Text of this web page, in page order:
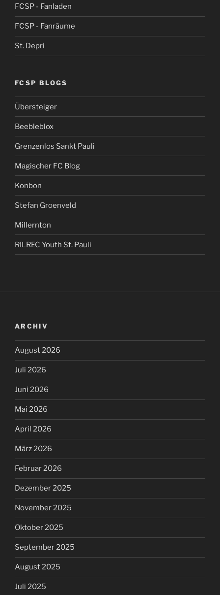
FCSP - Fanladen
FCSP - Fanräume
St. Depri
FCSP BLOGS
Übersteiger
Beebleblox
Grenzenlos Sankt Pauli
Magischer FC Blog
Konbon
Stefan Groenveld
Millernton
RILREC Youth St. Pauli
ARCHIV
August 2026
Juli 2026
Juni 2026
Mai 2026
April 2026
März 2026
Februar 2026
Dezember 2025
November 2025
Oktober 2025
September 2025
August 2025
Juli 2025